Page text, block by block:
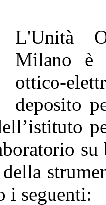
L'Unità
Milano è
ottico-
deposito
della
i seguenti: